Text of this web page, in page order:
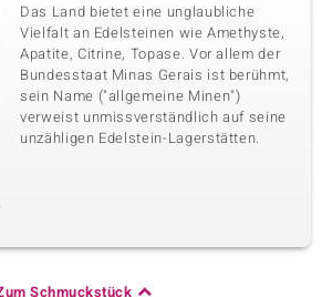
Das Land bietet eine unglaubliche
Vielfalt an Edelsteinen wie Amethyste,
Apatite, Citrine, Topase. Vor allem der
Bundesstaat Minas Gerais ist berühmt,
sein Name ("allgemeine Minen")
verweist unmissverständlich auf seine
unzähligen Edelstein-Lagerstätten.
Schmuckstück